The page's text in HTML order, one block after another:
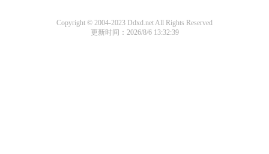
Copyright © 2004-2023 Ddxd.net All Rights Reserved
更新时间：2026/8/6 13:32:39